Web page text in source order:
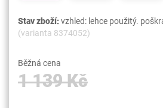
Stav zboží:vzhled: lehce použitý.
(varianta 8374052)
Běžná cena
1 139 Kč